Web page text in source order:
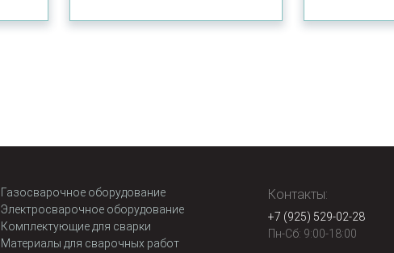
Газосварочное оборудование
Электросварочное оборудование
Комплектующие для сварки
Материалы для сварочных работ
Контакты:
+7 (925) 529-02-28
Пн-Сб: 9:00-18:00